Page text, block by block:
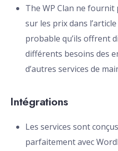
The WP Clan ne fournit
sur les prix dans
probable qu’ils offrent
différents besoins des
d’autres services de
Intégrations
Les services sont
parfaitement avec